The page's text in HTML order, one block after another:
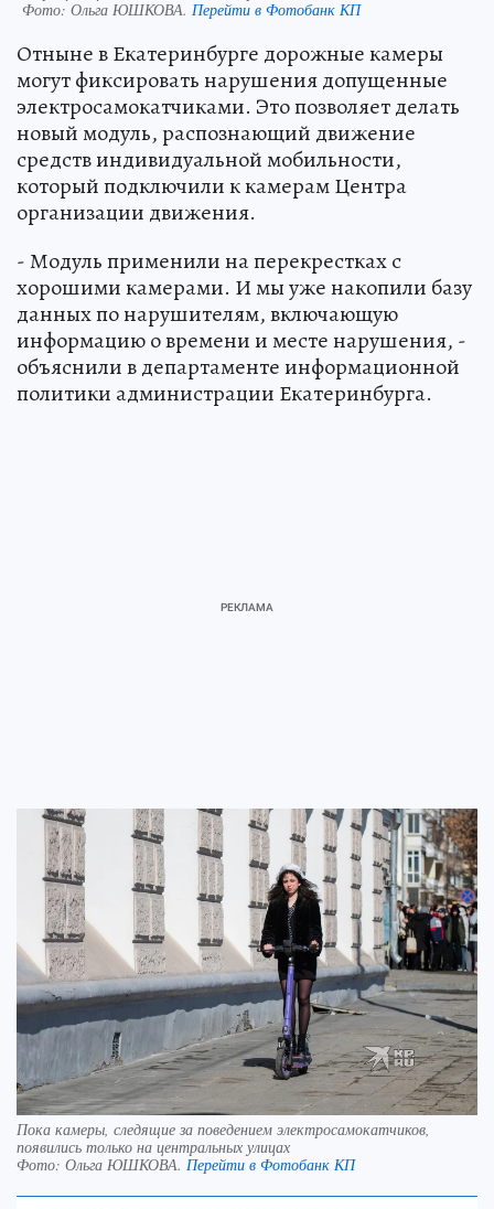
Фото: Ольга ЮШКОВА. Перейти в Фотобанк КП
Отныне в Екатеринбурге дорожные камеры
могут фиксировать нарушения допущенные
электросамокатчиками. Это позволяет делать
новый модуль, распознающий движение
средств индивидуальной мобильности,
который подключили к камерам Центра
организации движения.
- Модуль применили на перекрестках с
хорошими камерами. И мы уже накопили базу
данных по нарушителям, включающую
информацию о времени и месте нарушения, -
объяснили в департаменте информационной
политики администрации Екатеринбурга.
Пока камеры, следящие за поведением электросамокатчиков,
появились только на центральных улицах
Фото: Ольга ЮШКОВА. Перейти в Фотобанк КП